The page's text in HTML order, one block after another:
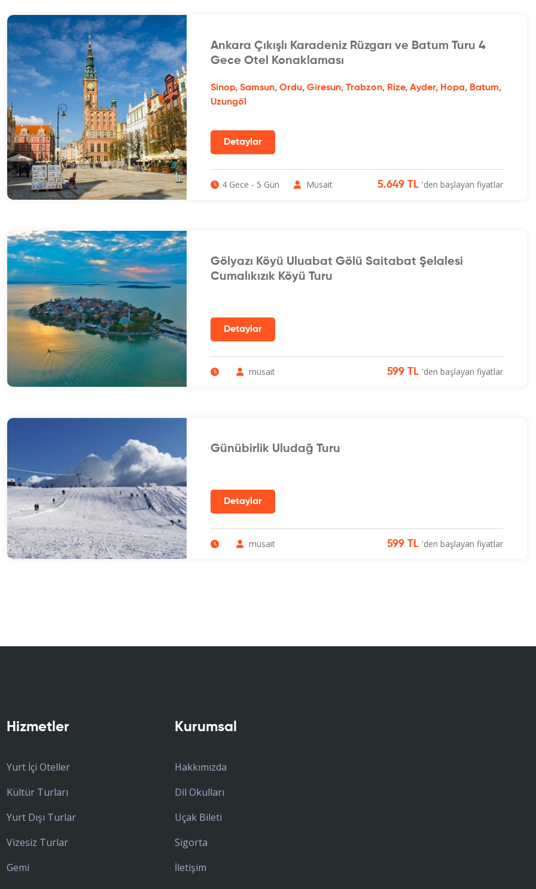
Ankara Çıkışlı Karadeniz Rüzgarı ve Batum Turu 4
Gece Otel Konaklaması
Sinop, Samsun, Ordu, Giresun, Trabzon, Rize, Ayder, Hopa, Batum,
Uzungöl
4 Gece - 5 Gün Müsait 5.649 TL 'den başlayan fiyatlar
Gölyazı Köyü Uluabat Gölü Saitabat Şelalesi
Cumalıkızık Köyü Turu
müsait 599 TL 'den başlayan fiyatlar
Günübirlik Uludağ Turu
müsait 599 TL 'den başlayan fiyatlar
Hizmetler
Yurt İçi Oteller
Kültür Turları
Yurt Dışı Turlar
Vizesiz Turlar
Gemi
Kurumsal
Hakkımızda
Dil Okulları
Uçak Bileti
Sigorta
İletişim